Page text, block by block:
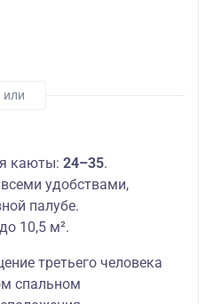
каюты: 24–35.
удобствами,
палубе.
10,5 м².
третьего человека
спальном